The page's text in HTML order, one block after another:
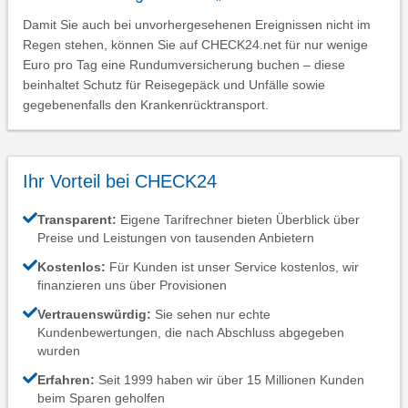
Damit Sie auch bei unvorhergesehenen Ereignissen nicht im
Regen stehen, können Sie auf CHECK24.net für nur wenige
Euro pro Tag eine Rundumversicherung buchen – diese
beinhaltet Schutz für Reisegepäck und Unfälle sowie
gegebenenfalls den Krankenrücktransport.
Ihr Vorteil bei CHECK24
Transparent: Eigene Tarifrechner bieten Überblick über
Preise und Leistungen von tausenden Anbietern
Kostenlos: Für Kunden ist unser Service kostenlos, wir
finanzieren uns über Provisionen
Vertrauenswürdig: Sie sehen nur echte
Kundenbewertungen, die nach Abschluss abgegeben
wurden
Erfahren: Seit 1999 haben wir über 15 Millionen Kunden
beim Sparen geholfen